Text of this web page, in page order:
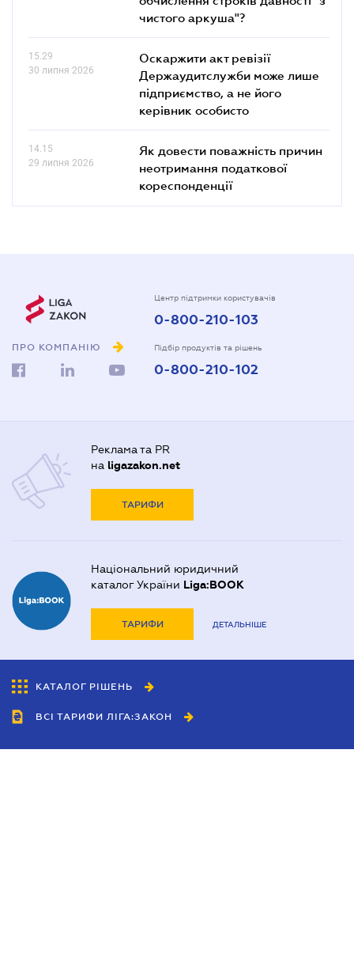
чистого аркуша"?
15.29
30 липня 2026
Оскаржити акт ревізії
Держаудитслужби може лише
підприємство, а не його
керівник особисто
14.15
29 липня 2026
Як довести поважність причин
неотримання податкової
кореспонденції
ПРО КОМПАНІЮ
Центр підтримки користувачів
0-800-210-103
Підбір продуктів та рішень
0-800-210-102
Реклама та PR
на ligazakon.net
ТАРИФИ
Національний юридичний
каталог України Liga:BOOK
ТАРИФИ ДЕТАЛЬНІШЕ
КАТАЛОГ РІШЕНЬ
ВСІ ТАРИФИ ЛІГА:ЗАКОН